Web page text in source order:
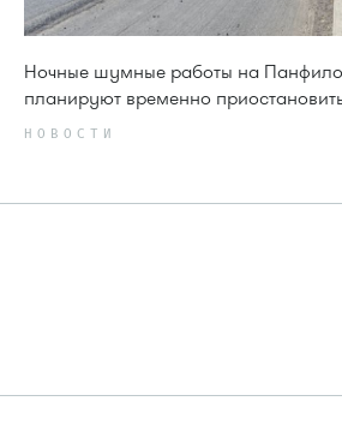
Ночные шумные работы на
планируют временно
НОВОСТИ